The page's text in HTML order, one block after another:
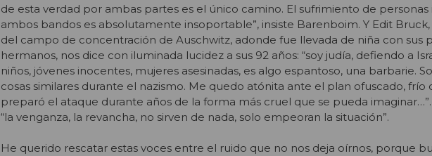
de esta verdad por ambas partes es el único camino. El sufrimiento de
ambos bandos es absolutamente insoportable”, insiste Barenboim. Y Edit
del campo de concentración de Auschwitz, adonde fue llevada de niña con sus
hermanos, nos dice con iluminada lucidez a sus 92 años: “soy judía, defiendo a
niños, jóvenes inocentes, mujeres asesinadas, es algo espantoso, una barbarie.
cosas similares durante el nazismo. Me quedo atónita ante el plan ofuscado, frío
preparó el ataque durante años de la forma más cruel que se pueda
“la venganza, la revancha, no sirven de nada, solo empeoran la situación”.
He querido rescatar estas voces entre el ruido que no nos deja oírnos, porque